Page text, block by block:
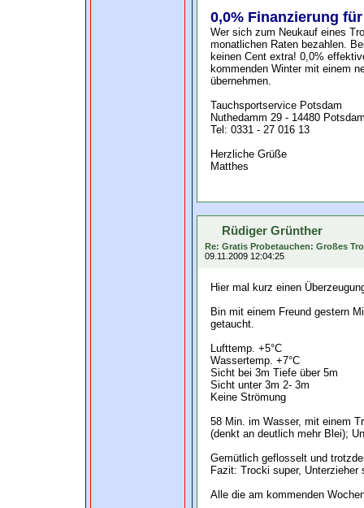
0,0% Finanzierung
Wer sich zum Neukauf eines
monatlichen Raten bezahlen.
keinen Cent extra! 0,0%
kommenden Winter mit einem
übernehmen.
Tauchsportservice Potsdam
Nuthedamm 29 - 14480
Tel: 0331 - 27 016 13
Herzliche Grüße
Matthes
Rüdiger Grünther
Re: Gratis Probetauchen: Großes
09.11.2009 12:04:25
Hier mal kurz einen
Bin mit einem Freund gestern
getaucht.
Lufttemp. +5°C
Wassertemp. +7°C
Sicht bei 3m Tiefe über 5m
Sicht unter 3m 2- 3m
Keine Strömung
58 Min. im Wasser, mit einem
(denkt an deutlich mehr Blei);
Gemütlich geflosselt und
Fazit: Trocki super, Unterzieher
Alle die am kommenden